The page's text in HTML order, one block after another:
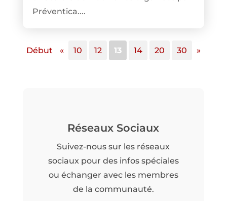
Préventica....
Début « 10 12 13 14 20 30 »
Réseaux Sociaux
Suivez-nous sur les réseaux
sociaux pour des infos spéciales
ou échanger avec les membres
de la communauté.